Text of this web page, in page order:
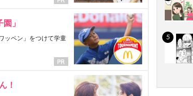
」
ッペン」をつけて学童
！